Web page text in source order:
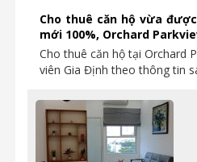
Cho thuê căn hộ vừa
mới 100%, Orchard
Cho thuê căn hộ tại Orchard
viên Gia Định theo thông tin